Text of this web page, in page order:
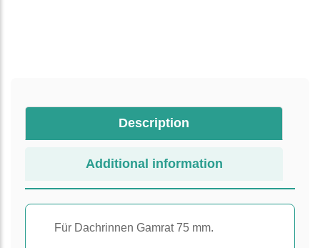
Description
Additional information
Für Dachrinnen Gamrat75 mm.